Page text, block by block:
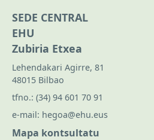
SEDE CENTRAL
EHU
Zubiria Etxea
Lehendakari Agirre, 81
48015 Bilbao
tfno.: (34) 94 601 70 91
e-mail: hegoa@ehu.eus
Mapa kontsultatu